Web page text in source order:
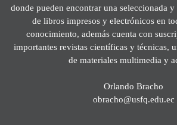
donde pueden encontrar una seleccionada
de libros impresos y electrónicos en
conocimiento, además cuenta con
importantes revistas científicas y técnicas,
de materiales multimedia y
Orlando Bracho
obracho@usfq.edu.ec